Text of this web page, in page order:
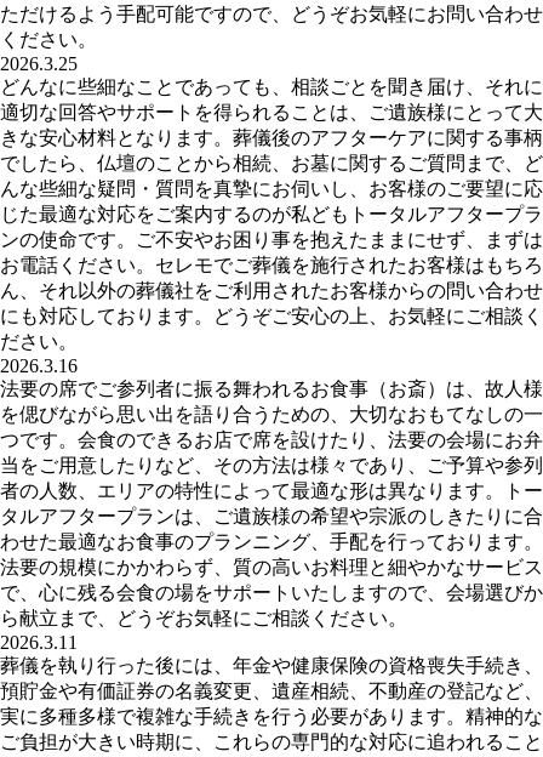
ただけるよう手配可能ですので、どうぞお気軽にお問い合わせ
ください。
2026.3.25
どんなに些細なことであっても、相談ごとを聞き届け、それに
適切な回答やサポートを得られることは、ご遺族様にとって大
きな安心材料となります。葬儀後のアフターケアに関する事柄
でしたら、仏壇のことから相続、お墓に関するご質問まで、ど
んな些細な疑問・質問を真摯にお伺いし、お客様のご要望に応
じた最適な対応をご案内するのが私どもトータルアフタープラ
ンの使命です。ご不安やお困り事を抱えたままにせず、まずは
お電話ください。セレモでご葬儀を施行されたお客様はもちろ
ん、それ以外の葬儀社をご利用されたお客様からの問い合わせ
にも対応しております。どうぞご安心の上、お気軽にご相談く
ださい。
2026.3.16
法要の席でご参列者に振る舞われるお食事（お斎）は、故人様
を偲びながら思い出を語り合うための、大切なおもてなしの一
つです。会食のできるお店で席を設けたり、法要の会場にお弁
当をご用意したりなど、その方法は様々であり、ご予算や参列
者の人数、エリアの特性によって最適な形は異なります。トー
タルアフタープランは、ご遺族様の希望や宗派のしきたりに合
わせた最適なお食事のプランニング、手配を行っております。
法要の規模にかかわらず、質の高いお料理と細やかなサービス
で、心に残る会食の場をサポートいたしますので、会場選びか
ら献立まで、どうぞお気軽にご相談ください。
2026.3.11
葬儀を執り行った後には、年金や健康保険の資格喪失手続き、
預貯金や有価証券の名義変更、遺産相続、不動産の登記など、
実に多種多様で複雑な手続きを行う必要があります。精神的な
ご負担が大きい時期に、これらの専門的な対応に追われること